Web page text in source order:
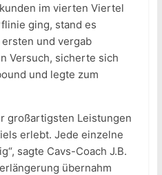
im vierten Viertel
ging, stand es
und vergab
Versuch, sicherte sich
und legte zum
großartigsten Leistungen
erlebt. Jede einzelne
sagte Cavs-Coach J.B.
übernahm